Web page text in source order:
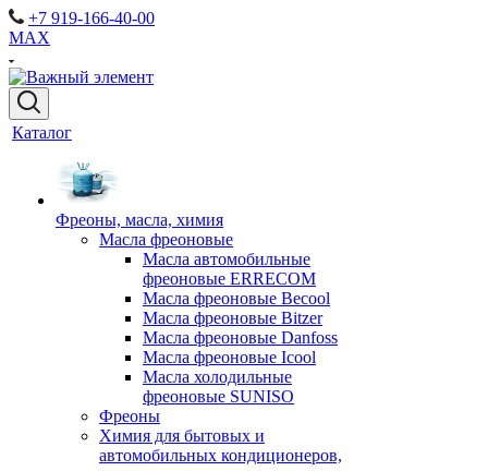
+7 919-166-40-00
MAX
Каталог
Фреоны, масла, химия
Масла фреоновые
Масла автомобильные
фреоновые ERRECOM
Масла фреоновые Becool
Масла фреоновые Bitzer
Масла фреоновые Danfoss
Масла фреоновые Icool
Масла холодильные
фреоновые SUNISO
Фреоны
Химия для бытовых и
автомобильных кондиционеров,